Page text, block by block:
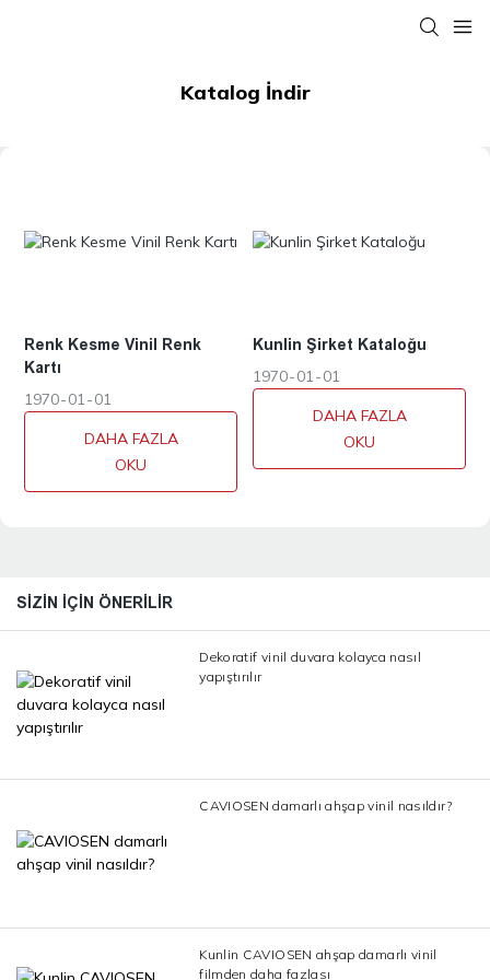
Katalog İndir
Renk Kesme Vinil Renk
Kartı
1970 01 01
DAHA FAZLA
OKU
Kunlin Şirket Kataloğu
1970 01 01
DAHA FAZLA
OKU
SIZIN IÇIN ÖNERILIR
Dekoratif vinil duvara kolayca nasıl
yapıştırılır
CAVIOSEN damarlı ahşap vinil nasıldır?
Kunlin CAVIOSEN ahşap damarlı vinil
filmden daha fazlası